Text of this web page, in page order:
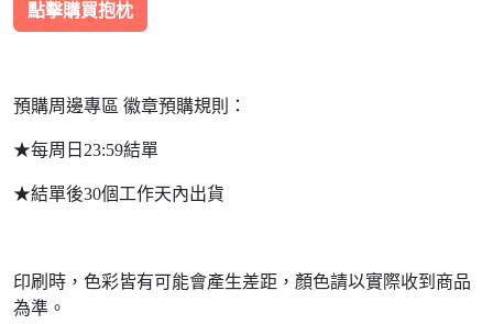
點擊購買抱枕
預購周邊專區 徽章預購規則：
★每周日23:59結單
★結單後30個工作天內出貨
印刷時，色彩皆有可能會產生差距，顏色請以實際收到商品
為準。